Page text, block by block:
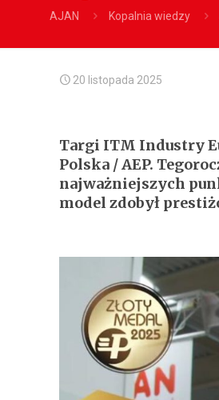
AJAN Kopalnia wiedzy
20 listopada 2025
Targi ITM Industry
Polska / AEP.
najważniejszych
model zdobył